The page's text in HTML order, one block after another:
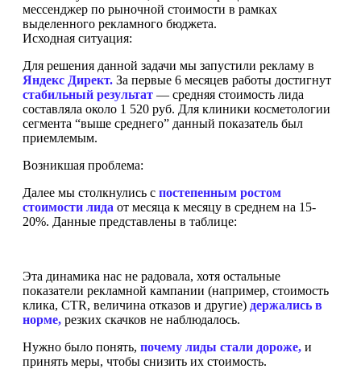
мессенджер по рыночной стоимости в рамках
выделенного рекламного бюджета.
Исходная ситуация:
Для решения данной задачи мы запустили рекламу в
Яндекс Директ. За первые 6 месяцев работы достигнут
стабильный результат — средняя стоимость лида
составляла около 1 520 руб. Для клиники косметологии
сегмента “выше среднего” данный показатель был
приемлемым.
Возникшая проблема:
Далее мы столкнулись с постепенным ростом
стоимости лида от месяца к месяцу в среднем на 15-
20%. Данные представлены в таблице:
Эта динамика нас не радовала, хотя остальные
показатели рекламной кампании (например, стоимость
клика, CTR, величина отказов и другие) держались в
норме, резких скачков не наблюдалось.
Нужно было понять, почему лиды стали дороже, и
принять меры, чтобы снизить их стоимость.